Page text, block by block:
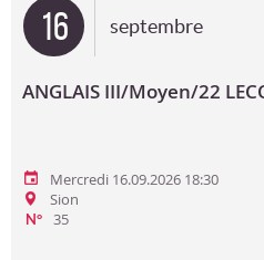
16 septembre
ANGLAIS III/Moyen/22
Mercredi 16.09.2026 18:30
Sion
N°
35